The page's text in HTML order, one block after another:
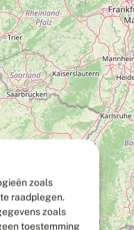
zoals
raadplegen.
zoals
toestemming